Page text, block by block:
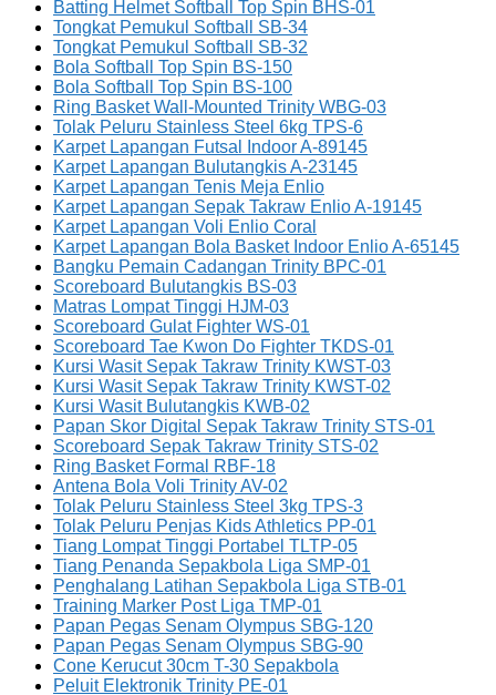
Batting Helmet Softball Top Spin BHS-01
Tongkat Pemukul Softball SB-34
Tongkat Pemukul Softball SB-32
Bola Softball Top Spin BS-150
Bola Softball Top Spin BS-100
Ring Basket Wall-Mounted Trinity WBG-03
Tolak Peluru Stainless Steel 6kg TPS-6
Karpet Lapangan Futsal Indoor A-89145
Karpet Lapangan Bulutangkis A-23145
Karpet Lapangan Tenis Meja Enlio
Karpet Lapangan Sepak Takraw Enlio A-19145
Karpet Lapangan Voli Enlio Coral
Karpet Lapangan Bola Basket Indoor Enlio A-65145
Bangku Pemain Cadangan Trinity BPC-01
Scoreboard Bulutangkis BS-03
Matras Lompat Tinggi HJM-03
Scoreboard Gulat Fighter WS-01
Scoreboard Tae Kwon Do Fighter TKDS-01
Kursi Wasit Sepak Takraw Trinity KWST-03
Kursi Wasit Sepak Takraw Trinity KWST-02
Kursi Wasit Bulutangkis KWB-02
Papan Skor Digital Sepak Takraw Trinity STS-01
Scoreboard Sepak Takraw Trinity STS-02
Ring Basket Formal RBF-18
Antena Bola Voli Trinity AV-02
Tolak Peluru Stainless Steel 3kg TPS-3
Tolak Peluru Penjas Kids Athletics PP-01
Tiang Lompat Tinggi Portabel TLTP-05
Tiang Penanda Sepakbola Liga SMP-01
Penghalang Latihan Sepakbola Liga STB-01
Training Marker Post Liga TMP-01
Papan Pegas Senam Olympus SBG-120
Papan Pegas Senam Olympus SBG-90
Cone Kerucut 30cm T-30 Sepakbola
Peluit Elektronik Trinity PE-01